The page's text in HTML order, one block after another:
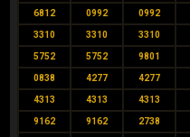
6812 0992 0992
3310 3310 3310
5752 5752 9801
0838 4277 4277
4313 4313 4313
9162 9162 2738